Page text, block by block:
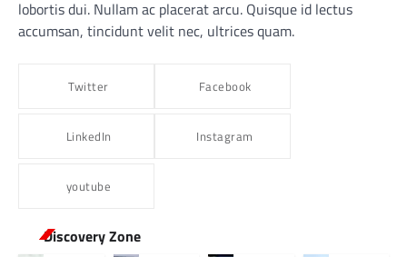
lobortis dui. Nullam ac placerat arcu. Quisque id lectus
accumsan, tincidunt velit nec, ultrices quam.
Twitter Facebook
LinkedIn Instagram
youtube
Discovery Zone